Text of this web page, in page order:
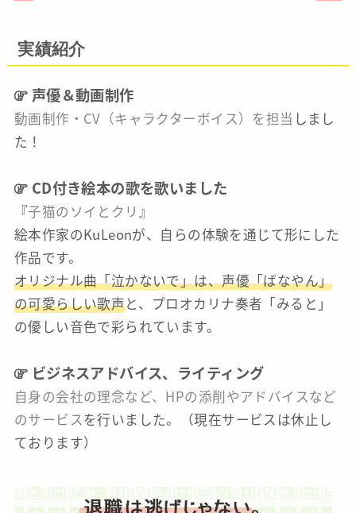
実績紹介
声優＆動画制作
動画制作・CV（キャラクターボイス）を担当 しまし
た！
CD付き絵本の歌を歌いました
『子猫のソイとクリ 』
絵本作家のKuLeonが、自らの体験を通じて形にした
作品です。
オリジナル曲「泣かないで」は、声優「ばなやん」
の可愛らしい歌声と、プロオカリナ奏者「みると」
の優しい音色で彩られています。
ビジネスアドバイス、ライティング
自身の会社の理念など、HPの添削やアドバイスなど
のサービス を行いました。（現在サービスは休止し
ております）